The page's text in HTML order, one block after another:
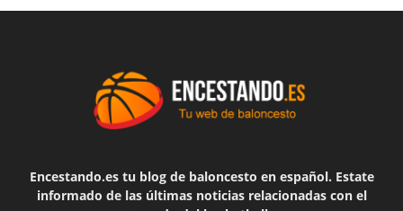
Encestando.es tu blog de baloncesto en español. Estate
informado de las últimas noticias relacionadas con el